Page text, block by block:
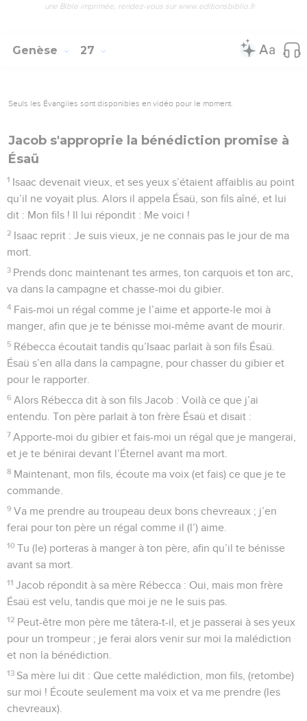
une Bible imprimée, rendez-vous sur www.editionsbiblio.fr
Genèse 27
Seuls les Évangiles sont disponibles en vidéo pour le moment.
Jacob s'approprie la bénédiction promise à
Ésaü
1 Isaac devenait vieux, et ses yeux s’étaient affaiblis au point
qu’il ne voyait plus. Alors il appela Ésaü, son fils aîné, et lui
dit : Mon fils ! Il lui répondit : Me voici !
2 Isaac reprit : Je suis vieux, je ne connais pas le jour de ma
mort.
3 Prends donc maintenant tes armes, ton carquois et ton arc,
va dans la campagne et chasse-moi du gibier.
4 Fais-moi un régal comme je l’aime et apporte-le moi à
manger, afin que je te bénisse moi-même avant de mourir.
5 Rébecca écoutait tandis qu’Isaac parlait à son fils Ésaü.
Ésaü s’en alla dans la campagne, pour chasser du gibier et
pour le rapporter.
6 Alors Rébecca dit à son fils Jacob : Voilà ce que j’ai
entendu. Ton père parlait à ton frère Ésaü et disait :
7 Apporte-moi du gibier et fais-moi un régal que je mangerai,
et je te bénirai devant l’Éternel avant ma mort.
8 Maintenant, mon fils, écoute ma voix (et fais) ce que je te
commande.
9 Va me prendre au troupeau deux bons chevreaux ; j’en
ferai pour ton père un régal comme il (l’) aime.
10 Tu (le) porteras à manger à ton père, afin qu’il te bénisse
avant sa mort.
11 Jacob répondit à sa mère Rébecca : Oui, mais mon frère
Ésaü est velu, tandis que moi je ne le suis pas.
12 Peut-être mon père me tâtera-t-il, et je passerai à ses yeux
pour un trompeur ; je ferai alors venir sur moi la malédiction
et non la bénédiction.
13 Sa mère lui dit : Que cette malédiction, mon fils, (retombe)
sur moi ! Écoute seulement ma voix et va me prendre (les
chevreaux).